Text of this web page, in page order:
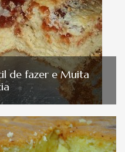
de fazer e Muita